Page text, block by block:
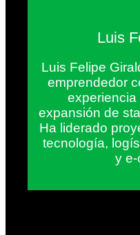
Luis
Luis Felipe
emprendedor
experiencia
expansión de
Ha liderado
tecnología,
y